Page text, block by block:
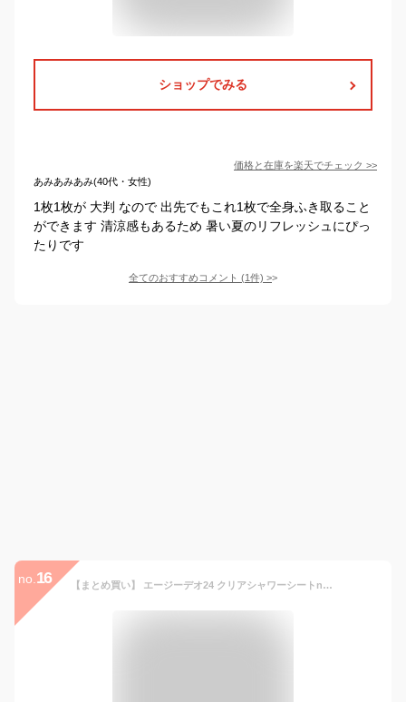
ショップでみる
価格と在庫を楽天でチェック >>
あみあみあみ(40代・女性)
1枚1枚が 大判 なので 出先でもこれ1枚で全身ふき取ること
ができます 清涼感もあるため 暑い夏のリフレッシュにぴっ
たりです
全てのおすすめコメント (1件) >
no. 16 【まとめ買い】 エージーデオ24 クリアシャワーシートn (フレッシュサボン)30枚×3個 +おまけ ニオイ 汗 ストレス臭 べたつかない さらさら 全身 顔 制汗剤 デオドラント